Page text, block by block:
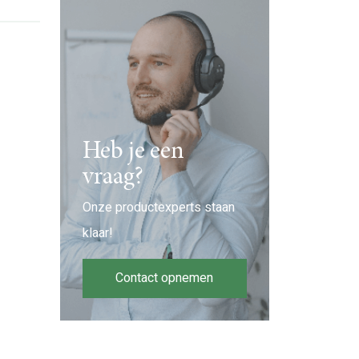
Heb je een
vraag?
Onze productexperts staan
klaar!
Contact opnemen